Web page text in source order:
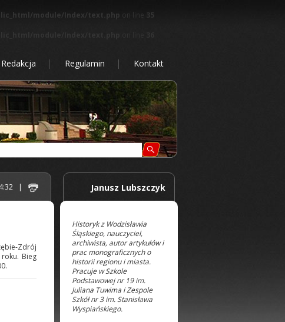
module/Index/text.php on line 35
Redakcja Regulamin Kontakt
|
Zdrój
Bieg
Janusz Lubszczyk
Historyk z Wodzisławia
Śląskiego, nauczyciel,
archiwista, autor artykułów i
prac monograficznych o
historii regionu i miasta.
Pracuje w Szkole
Podstawowej nr 19 im.
Juliana Tuwima i Zespole
Szkół nr 3 im. Stanisława
Wyspiańskiego.